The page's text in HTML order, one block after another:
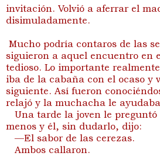
invitación. Volvió a aferrar el
disimuladamente.
Mucho podría contaros de las
siguieron a aquel encuentro en
tedioso. Lo importante
iba de la cabaña con el ocaso y
siguiente. Así fueron
relajó y la muchacha le
Una tarde la joven le preguntó
menos y él, sin dudarlo, dijo:
—El sabor de las cerezas.
Ambos callaron.